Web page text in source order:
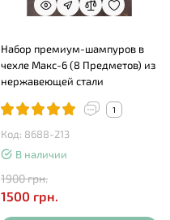
Набор премиум-шампуров в
чехле Макс-6 (8 Предметов) из
нержавеющей стали
1
Код: 8688-213
В наличии
1900 грн.
1500 грн.